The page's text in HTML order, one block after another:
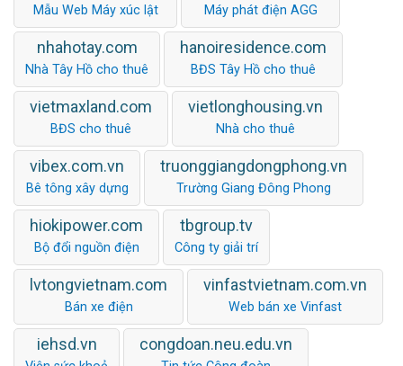
Mẫu Web Máy xúc lật Máy phát điện AGG
nhahotay.com
Nhà Tây Hồ cho thuê
hanoiresidence.com
BĐS Tây Hồ cho thuê
vietmaxland.com
BĐS cho thuê
vietlonghousing.vn
Nhà cho thuê
vibex.com.vn
Bê tông xây dựng
truonggiangdongphong.vn
Trường Giang Đông Phong
hiokipower.com
Bộ đổi nguồn điện
tbgroup.tv
Công ty giải trí
lvtongvietnam.com
Bán xe điện
vinfastvietnam.com.vn
Web bán xe Vinfast
iehsd.vn congdoan.neu.edu.vn